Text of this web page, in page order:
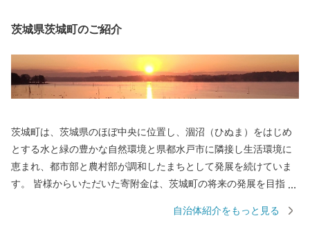
茨城県茨城町のご紹介
茨城町は、茨城県のほぼ中央に位置し、涸沼（ひぬま）をはじめ
とする水と緑の豊かな自然環境と県都水戸市に隣接し生活環境に
恵まれ、都市部と農村部が調和したまちとして発展を続けていま
す。 皆様からいただいた寄附金は、茨城町の将来の発展を目指
る「美しい自然を守る」ことやその原動力となる「ひとづくり」
自治体紹介をもっと見る